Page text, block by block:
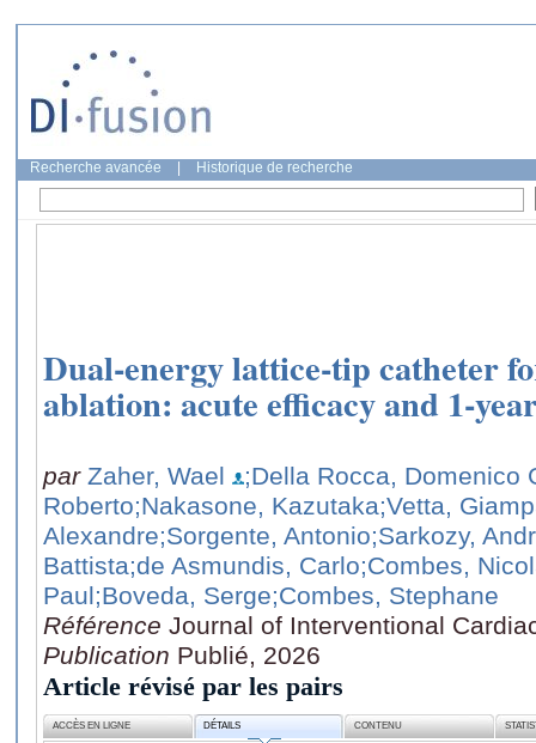
Recherche avancée Historique de recherche
Dual-energy lattice-tip catheter
ablation: acute efficacy and 1-
par Zaher, Wael
;Della Rocca, Domenico
Roberto;Nakasone, Kazutaka;Vetta,
Alexandre;Sorgente, Antonio;Sarkozy,
Battista;de Asmundis, Carlo;Combes,
Paul;Boveda, Serge;Combes, Stephane
Référence Journal of Interventional
Publication Publié, 2026
Article révisé par les pairs
ACCÈS EN LIGNE DÉTAILS CONTENU